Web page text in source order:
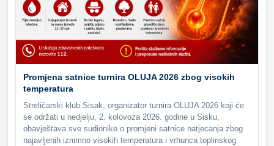
Promjena satnice turnira OLUJA 2026 zbog visokih
temperatura
Streličarski klub Sisak, organizator turnira OLUJA 2026 koji će
se održati u nedjelju, 2. kolovoza 2026. godine u Sisku,
obavještava sve sudionike o promjeni satnice natjecanja zbog
najavljenih iznimno visokih temperatura i vrhunca toplinskog